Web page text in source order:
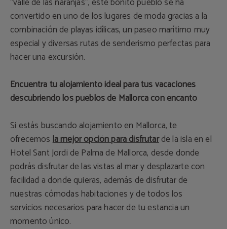
convertido en uno de los lugares de moda gracias a la
combinación de playas idílicas, un paseo marítimo muy
especial y diversas rutas de senderismo perfectas para
hacer una excursión.
Encuentra tu alojamiento ideal para tus vacaciones
descubriendo los pueblos de Mallorca con encanto
Si estás buscando alojamiento en Mallorca, te
ofrecemosla mejor opción para disfrutarde la isla en el
Hotel Sant Jordi de Palma de Mallorca, desde donde
podrás disfrutar de las vistas al mar y desplazarte con
facilidad a donde quieras, además de disfrutar de
nuestras cómodas habitaciones y de todos los
servicios necesarios para hacer de tu estancia un
momento único.